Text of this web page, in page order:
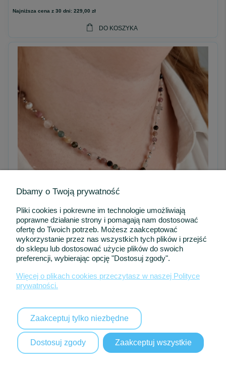
Najniższa cena z 30 dni: 229,00 zł
DO KOSZYKA
-13%
Naszyjnik „Szept Miłości” – dla kobiety, kolekcja - "Kocha, Lubi,
Szanuje"
Najniższa cena z 30 dni:
DO KOSZYKA
Dbamy o Twoją prywatność
Pliki cookies i pokrewne im technologie umożliwiają
poprawne działanie strony i pomagają nam dostosować
ofertę do Twoich potrzeb. Możesz zaakceptować
wykorzystanie przez nas wszystkich tych plików i przejść
do sklepu lub dostosować użycie plików do swoich
preferencji, wybierając opcję "Dostosuj zgody".
Więcej o plikach cookies przeczytasz w naszej Polityce
prywatności.
Zaakceptuj tylko niezbędne
Dostosuj zgody Zaakceptuj wszystkie